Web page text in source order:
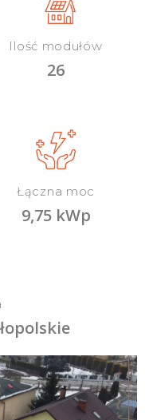
Ilość modułów
26
Łączna moc
9,75 kWp